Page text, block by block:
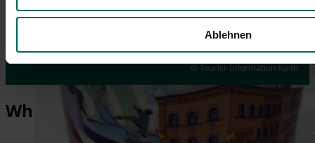
Ablehnen
Events
© Hans-Joachim Winckler
Guided City Tour via App
© Tim Händel
Souvenirs
© Tourist-Information Fürth
What makes Fürth so special?